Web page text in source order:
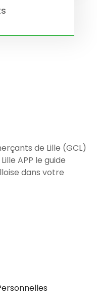
de Lille (GCL)
APP le guide
dans votre